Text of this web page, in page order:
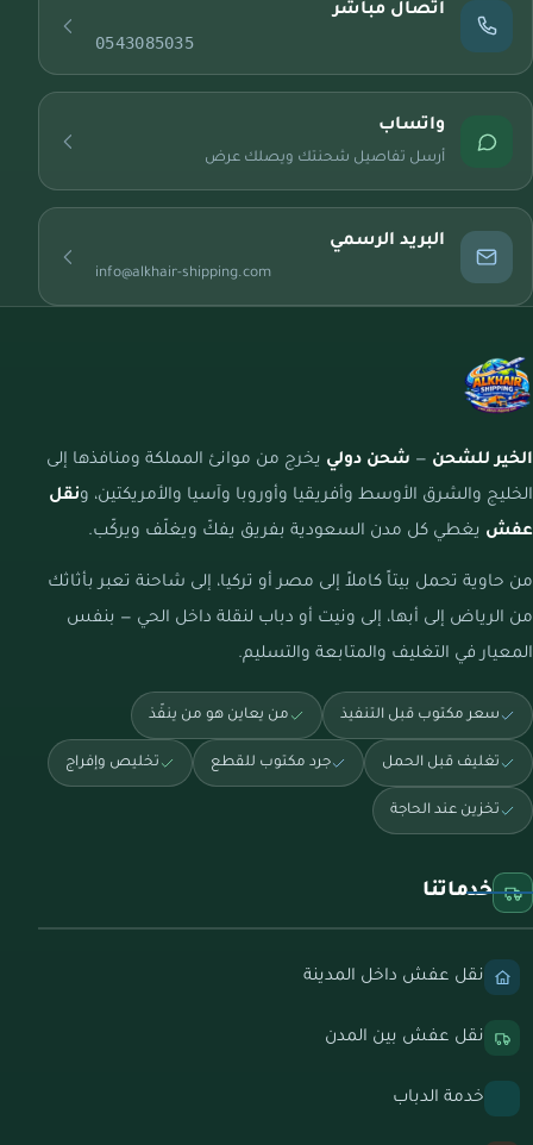
اتصال مباشر
0543085035
واتساب
أرسل تفاصيل شحنتك ويصلك عرض
البريد الرسمي
info@alkhair-shipping.com
الخير للشحن — شحن دولي يخرج من موانئ المملكة ومنافذها إلى
الخليج والشرق الأوسط وأفريقيا وأوروبا وآسيا والأمريكتين، ونقل
عفش يغطي كل مدن السعودية بفريق يفكّ ويغلّف ويركّب.
من حاوية تحمل بيتاً كاملاً إلى مصر أو تركيا، إلى شاحنة تعبر بأثاثك
من الرياض إلى أبها، إلى ونيت أو دباب لنقلة داخل الحي — بنفس
المعيار في التغليف والمتابعة والتسليم.
سعر مكتوب قبل التنفيذ من يعاين هو من ينفّذ
تغليف قبل الحمل جرد مكتوب للقطع تخليص وإفراج
تخزين عند الحاجة
خدماتنا
نقل عفش داخل المدينة
نقل عفش بين المدن
خدمة الدباب